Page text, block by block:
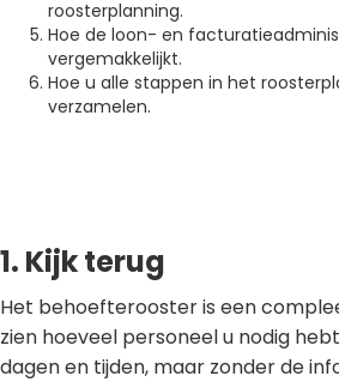
roosterplanning.
Hoe de loon- en
vergemakkelijkt.
Hoe u alle stappen in het
verzamelen.
1. Kijk terug
Het behoefterooster is een
zien hoeveel personeel u nodig
dagen en tijden, maar zonder de